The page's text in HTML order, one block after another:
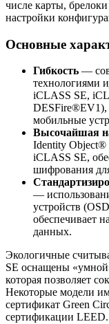
числе карты,
настройки
Основные
Гибкость —
технологиями
iCLASS SE,
DESFire®EV1),
мобильные
Высочайшая
Identity Object®
iCLASS SE,
шифрования
—
устройств
обеспечивает
данных.
Экологичные
SE оснащены
которая позволяет
Некоторые модели
сертификат Green
сертификации LEED.